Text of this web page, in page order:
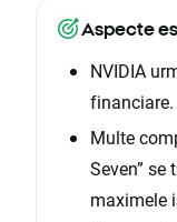
Aspecte
NVIDIA
financiare.
Multe
Seven”
maximele